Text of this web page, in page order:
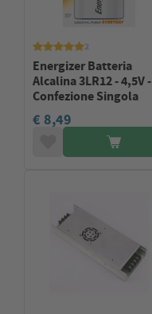
Energizer Batteria
Alcalina 3LR12 - 4,5V -
Confezione Singola
€ 8,49